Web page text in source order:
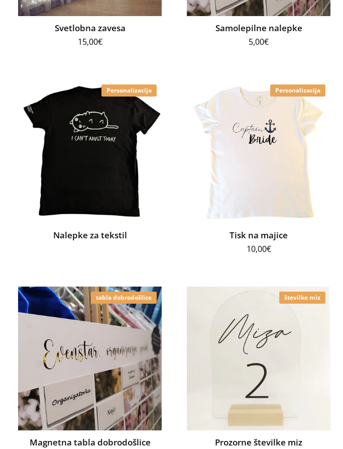
Svetlobna zavesa
15,00€
Samolepilne nalepke
5,00€
Personalizacija
Nalepke za tekstil
Personalizacija
Tisk na majice
10,00€
tabla dobrodošlice
Magnetna tabla dobrodošlice
številke miz
Prozorne številke miz